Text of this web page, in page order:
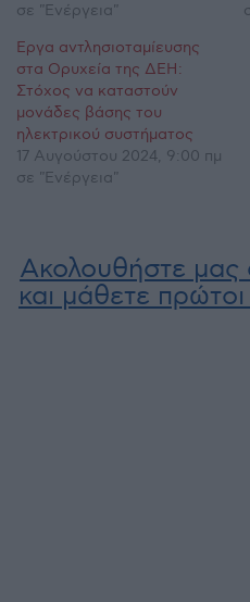
σε "Ενέργεια"
Έργα αντλησιοταμίευσης
στα Ορυχεία της ΔΕΗ:
Στόχος να καταστούν
μονάδες βάσης του
ηλεκτρικού συστήματος
17 Αυγούστου 2024, 9:00 πμ
σε "Ενέργεια"
Ακολουθήστε μας
και μάθετε πρώτοι